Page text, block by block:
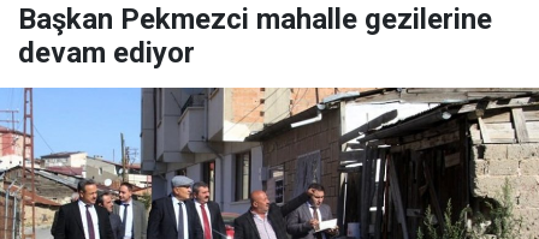
Başkan Pekmezci mahalle gezilerine
devam ediyor